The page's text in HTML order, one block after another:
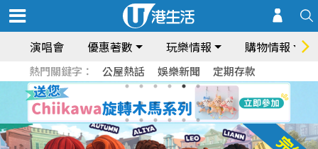
演唱會 優惠著數 玩樂情報 購物情報
熱門關鍵字： 公屋熱話 娛樂新聞 定期存款